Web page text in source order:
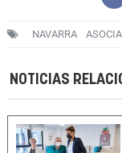
NAVARRA
NOTICIAS